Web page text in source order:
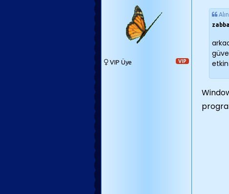
VIP
VIP Üye